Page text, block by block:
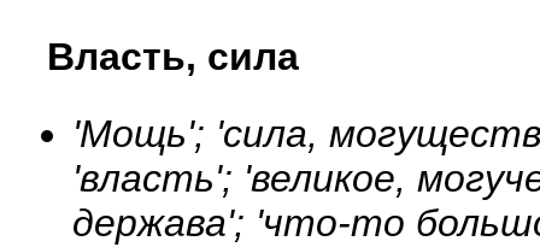
Власть, сила
'Мощь'; 'сила,
'власть'; 'великое,
держава'; 'что-то